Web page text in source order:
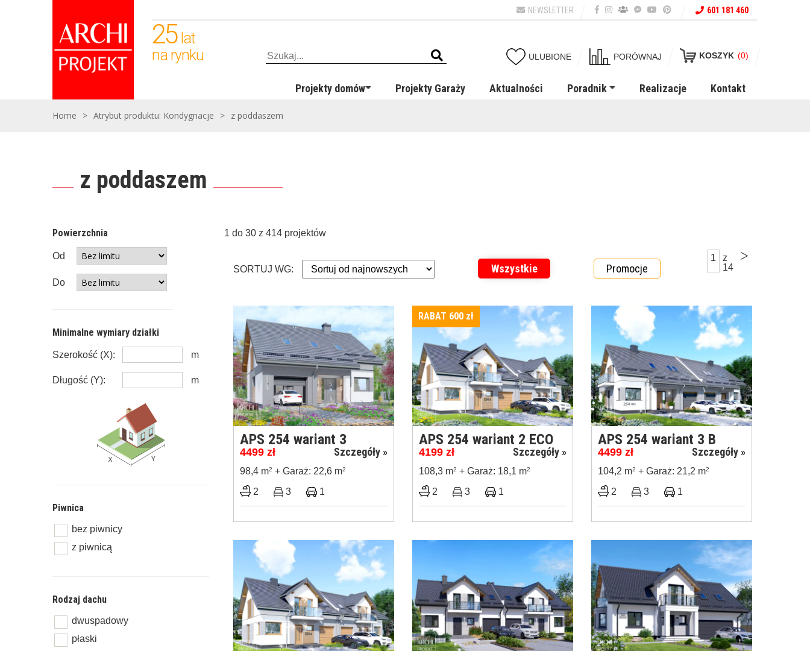
NEWSLETTER 601 181 460
25 lat
na rynku
ULUBIONE PORÓWNAJ KOSZYK (0)
Projekty domów Projekty Garaży Aktualności Poradnik Realizacje Kontakt
Home > Atrybut produktu: Kondygnacje > z poddaszem
z poddaszem
Powierzchnia
Od
Do
Minimalne wymiary działki
Szerokość (X): m
Długość (Y): m
Piwnica
bez piwnicy
z piwnicą
Rodzaj dachu
dwuspadowy
płaski
1 do 30 z 414 projektów
SORTUJ WG: Wszystkie Promocje
1
z
14
>
APS 254 wariant 3
4499 zł Szczegóły »
98,4 m2 + Garaż: 22,6 m2
2 3 1
RABAT 600 zł
APS 254 wariant 2 ECO
4199 zł Szczegóły »
108,3 m2 + Garaż: 18,1 m2
2 3 1
APS 254 wariant 3 B
4499 zł Szczegóły »
104,2 m2 + Garaż: 21,2 m2
2 3 1